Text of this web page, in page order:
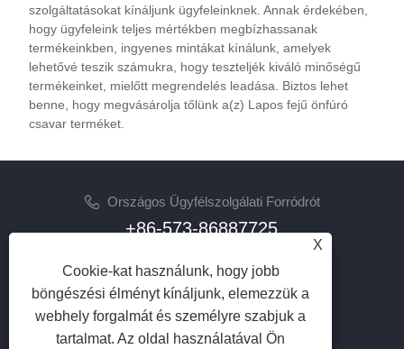
szolgáltatásokat kínáljunk ügyfeleinknek. Annak érdekében,
hogy ügyfeleink teljes mértékben megbízhassanak
termékeinkben, ingyenes mintákat kínálunk, amelyek
lehetővé teszik számukra, hogy teszteljék kiváló minőségű
termékeinket, mielőtt megrendelés leadása. Biztos lehet
benne, hogy megvásárolja tőlünk a(z) Lapos fejű önfúró
csavar terméket.
Országos Ügyfélszolgálati Forródrót
+86-573-86887725
Email
info@jinrunfasteners.com
KÖVESS MINKET
X
Cookie-kat használunk, hogy jobb
böngészési élményt kínáljunk, elemezzük a
webhely forgalmát és személyre szabjuk a
tartalmat. Az oldal használatával Ön